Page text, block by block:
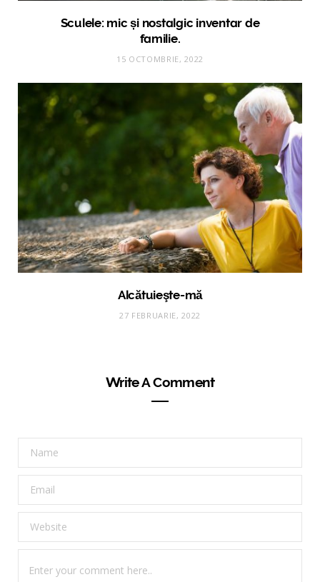
Sculele: mic și nostalgic inventar de
familie.
15 OCTOMBRIE, 2022
Alcătuieşte-mă
27 FEBRUARIE, 2022
Write A Comment